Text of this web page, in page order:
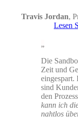
Travis Jordan,
Lesen
Die
Zeit und
eingespart.
sind
den
kann ich
nahtlos